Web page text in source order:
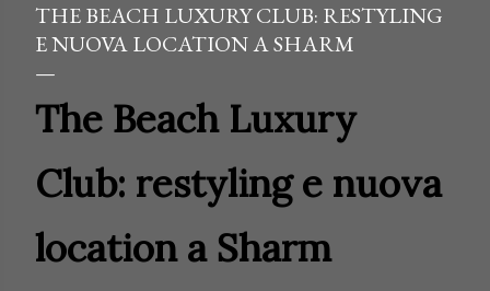
THE BEACH LUXURY CLUB: RESTYLING
E NUOVA LOCATION A SHARM
The Beach Luxury
Club: restyling e nuova
location a Sharm